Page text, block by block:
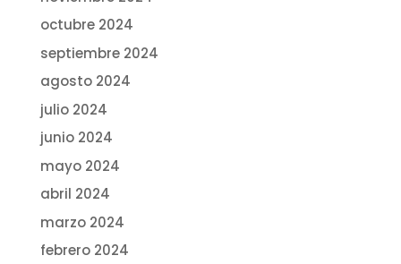
octubre 2024
septiembre 2024
agosto 2024
julio 2024
junio 2024
mayo 2024
abril 2024
marzo 2024
febrero 2024